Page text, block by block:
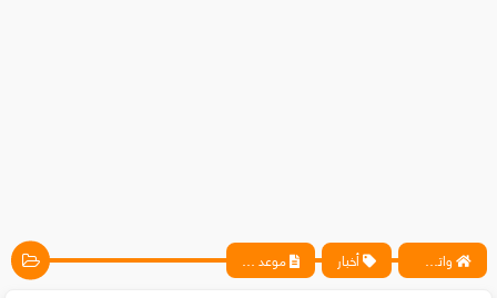
واتس آب ، فيسبوك ، أنترنت ، شروحات تقنية حصرية - المحترف أخبار موعد إطلاق ومعلومات جديدة عن الهاتف المرتقب Xiaomi Mi 6